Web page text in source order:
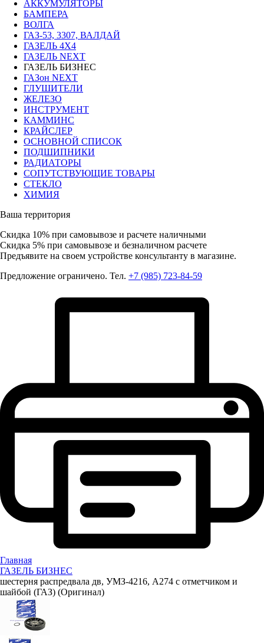
АККУМУЛЯТОРЫ
БАМПЕРА
ВОЛГА
ГАЗ-53, 3307, ВАЛДАЙ
ГАЗЕЛЬ 4Х4
ГАЗЕЛЬ NEXT
ГАЗЕЛЬ БИЗНЕС
ГАЗон NEXT
ГЛУШИТЕЛИ
ЖЕЛЕЗО
ИНСТРУМЕНТ
КАММИНС
КРАЙСЛЕР
ОСНОВНОЙ СПИСОК
ПОДШИПНИКИ
РАДИАТОРЫ
СОПУТСТВУЮЩИЕ ТОВАРЫ
СТЕКЛО
ХИМИЯ
Ваша территория
Скидка 10% при самовывозе и расчете наличными
Скидка 5% при самовывозе и безналичном расчете
Предъявите на своем устройстве консультанту в магазине.
Предложение ограничено. Тел. +7 (985) 723-84-59
Главная
ГАЗЕЛЬ БИЗНЕС
шестерня распредвала дв, УМЗ-4216, А274 с отметчиком и
шайбой (ГАЗ) (Оригинал)